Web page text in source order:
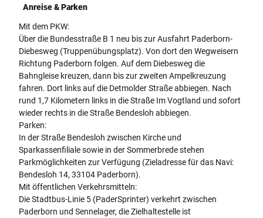
Anreise & Parken
Mit dem PKW:
Über die Bundesstraße B 1 neu bis zur Ausfahrt Paderborn-
Diebesweg (Truppenübungsplatz). Von dort den Wegweisern
Richtung Paderborn folgen. Auf dem Diebesweg die
Bahngleise kreuzen, dann bis zur zweiten Ampelkreuzung
fahren. Dort links auf die Detmolder Straße abbiegen. Nach
rund 1,7 Kilometern links in die Straße Im Vogtland und sofort
wieder rechts in die Straße Bendesloh abbiegen.
Parken:
In der Straße Bendesloh zwischen Kirche und
Sparkassenfiliale sowie in der Sommerbrede stehen
Parkmöglichkeiten zur Verfügung (Zieladresse für das Navi:
Bendesloh 14, 33104 Paderborn).
Mit öffentlichen Verkehrsmitteln:
Die Stadtbus-Linie 5 (PaderSprinter) verkehrt zwischen
Paderborn und Sennelager, die Zielhaltestelle ist